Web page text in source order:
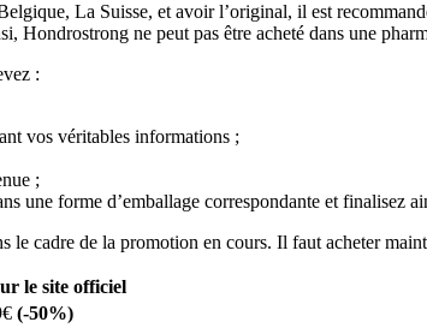
La Suisse, et avoir l’original, il est
Hondrostrong ne peut pas être acheté dans une
:
vos véritables informations ;
;
une forme d’emballage correspondante et finalisez
le cadre de la promotion en cours. Il faut acheter
le site officiel
(-50%)